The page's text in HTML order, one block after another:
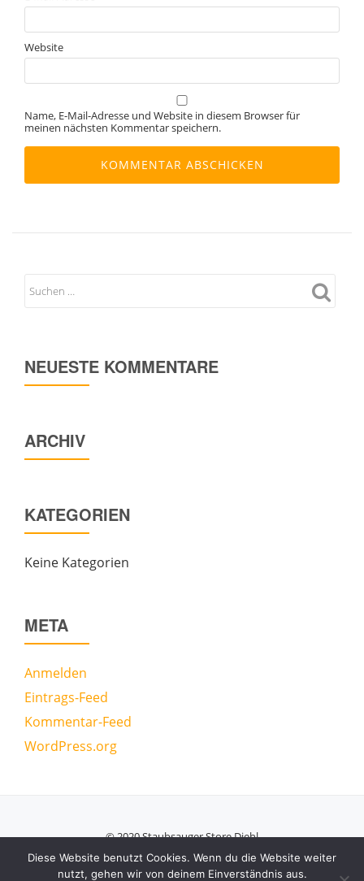
Website
Name, E-Mail-Adresse und Website in diesem Browser für
meinen nächsten Kommentar speichern.
NEUESTE KOMMENTARE
ARCHIV
KATEGORIEN
Keine Kategorien
META
Anmelden
Eintrags-Feed
Kommentar-Feed
WordPress.org
© 2020 Staubsauger Store Diehl
Secondary
Diese Website benutzt Cookies. Wenn du die Website weiter
nutzt, gehen wir von deinem Einverständnis aus.